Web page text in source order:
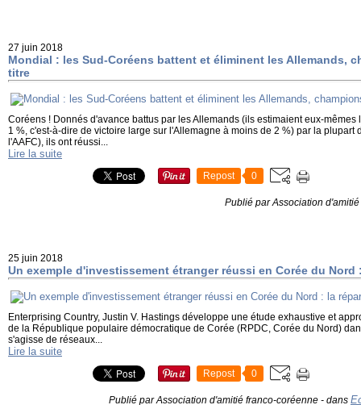
27 juin 2018
Mondial : les Sud-Coréens battent et éliminent les Allemands,
titre
Coréens ! Donnés d'avance battus par les Allemands (ils estimaient eux-
1 %, c'est-à-dire de victoire large sur l'Allemagne à moins de 2 %) par la plupart
l'AAFC), ils ont réussi...
Lire la suite
Repost 0
Publié par Association
25 juin 2018
Un exemple d'investissement étranger réussi en Corée du
Enterprising Country, Justin V. Hastings développe une étude exhaustive et
de la République populaire démocratique de Corée (RPDC, Corée du Nord)
s'agisse de réseaux...
Lire la suite
Repost 0
Publié par Association d'amitié franco-coréenne - dans